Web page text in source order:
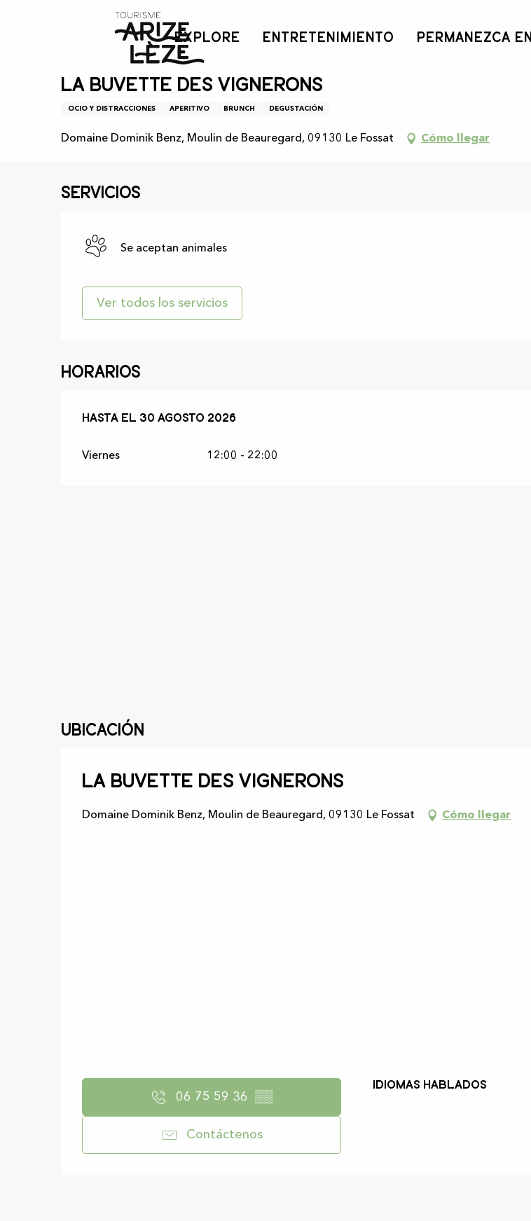
EXPLORE ENTRETENIMIENTO PERMANEZCA EN
Agenda La buvette des vignerons
5 junio > 30 agosto
La buvette des vignerons
OCIO Y DISTRACCIONES APERITIVO BRUNCH DEGUSTACIÓN
Domaine Dominik Benz, Moulin de Beauregard, 09130 Le Fossat Cómo llegar
Servicios
Se aceptan animales
Ver todos los servicios
Horarios
Del5 junio 2026al30 agosto 2026
Hasta el 30 agosto 2026
Viernes 12:00 - 22:00
Ubicación
La buvette des vignerons
Domaine Dominik Benz, Moulin de Beauregard, 09130 Le Fossat Cómo llegar
06 75 59 36 ▒▒
Contáctenos
Idiomas hablados
Idiomas hablados